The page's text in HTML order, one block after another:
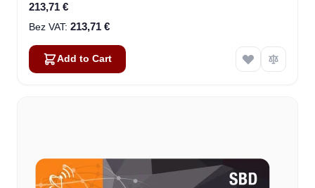
213,71 €
213,71 €
Add to Cart